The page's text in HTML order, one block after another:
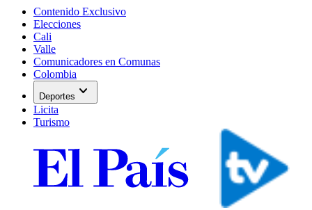
Contenido Exclusivo
Elecciones
Cali
Valle
Comunicadores en Comunas
Colombia
Deportes expand_more
Licita
Turismo